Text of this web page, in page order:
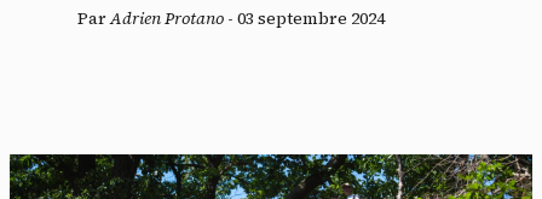
ParAdrien Protano - 03 septembre 2024